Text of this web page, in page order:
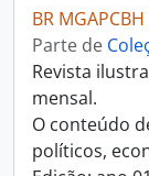
BR
Parte de
Revista
mensal.
O conteúdo
políticos,